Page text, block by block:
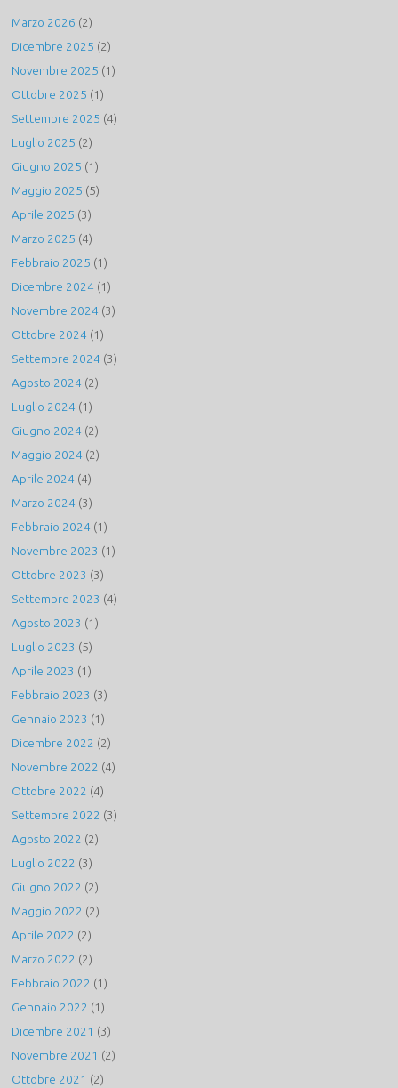
Marzo 2026 (2)
Dicembre 2025 (2)
Novembre 2025 (1)
Ottobre 2025 (1)
Settembre 2025 (4)
Luglio 2025 (2)
Giugno 2025 (1)
Maggio 2025 (5)
Aprile 2025 (3)
Marzo 2025 (4)
Febbraio 2025 (1)
Dicembre 2024 (1)
Novembre 2024 (3)
Ottobre 2024 (1)
Settembre 2024 (3)
Agosto 2024 (2)
Luglio 2024 (1)
Giugno 2024 (2)
Maggio 2024 (2)
Aprile 2024 (4)
Marzo 2024 (3)
Febbraio 2024 (1)
Novembre 2023 (1)
Ottobre 2023 (3)
Settembre 2023 (4)
Agosto 2023 (1)
Luglio 2023 (5)
Aprile 2023 (1)
Febbraio 2023 (3)
Gennaio 2023 (1)
Dicembre 2022 (2)
Novembre 2022 (4)
Ottobre 2022 (4)
Settembre 2022 (3)
Agosto 2022 (2)
Luglio 2022 (3)
Giugno 2022 (2)
Maggio 2022 (2)
Aprile 2022 (2)
Marzo 2022 (2)
Febbraio 2022 (1)
Gennaio 2022 (1)
Dicembre 2021 (3)
Novembre 2021 (2)
Ottobre 2021 (2)